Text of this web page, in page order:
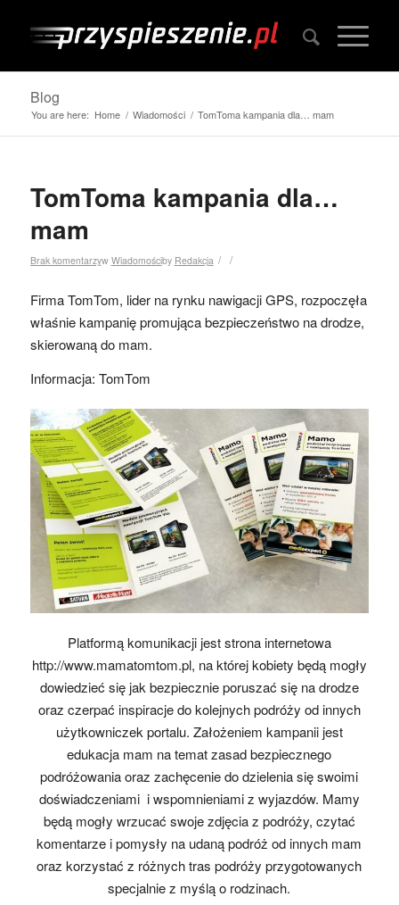
Blog
You are here: Home / Wiadomości / TomToma kampania dla… mam
TomToma kampania dla…
mam
Brak komentarzy /
w Wiadomości /
by Redakcja
Firma TomTom, lider na rynku nawigacji GPS, rozpoczęła
właśnie kampanię promująca bezpieczeństwo na drodze,
skierowaną do mam.
Informacja: TomTom
Platformą komunikacji jest strona internetowa
http://www.mamatomtom.pl, na której kobiety będą mogły
dowiedzieć się jak bezpiecznie poruszać się na drodze
oraz czerpać inspiracje do kolejnych podróży od innych
użytkowniczek portalu. Założeniem kampanii jest
edukacja mam na temat zasad bezpiecznego
podróżowania oraz zachęcenie do dzielenia się swoimi
doświadczeniami i wspomnieniami z wyjazdów. Mamy
będą mogły wrzucać swoje zdjęcia z podróży, czytać
komentarze i pomysły na udaną podróż od innych mam
oraz korzystać z różnych tras podróży przygotowanych
specjalnie z myślą o rodzinach.